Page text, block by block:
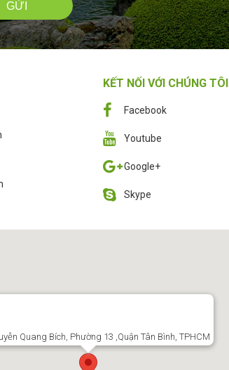
KẾT NỐI VỚI CHÚNG TÔI
Facebook
Youtube
Google+
Skype
Quang Bích, Phường 13 ,Quận Tân Bình, TPHCM